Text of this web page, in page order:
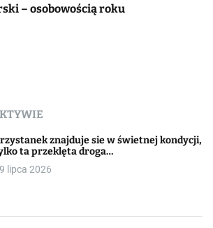
– osobowością roku
znajduje sie w świetnej kondycji,
ta przeklęta droga…
lipca 2026